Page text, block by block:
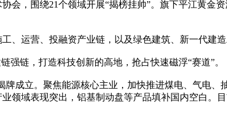
，围绕21个领域开展“揭榜挂帅”。旗下平江黄金
运营、投融资产业链，以及绿色建筑、新一代建造
链，打造科技创新的高地，抢占快速磁浮“赛道”。
成立。聚焦能源核心主业，加快推进煤电、气电、
领域表现突出，铝基制动盘等产品填补国内空白。